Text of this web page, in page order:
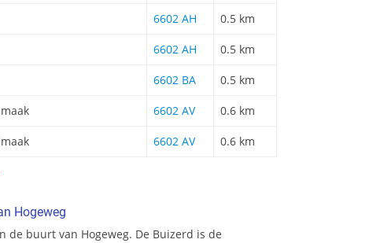
6602 AH 0.5 km
6602 AH 0.5 km
6602 BA 0.5 km
6602 AV 0.6 km
6602 AV 0.6 km
Hogeweg
de buurt van Hogeweg. De Buizerd is de